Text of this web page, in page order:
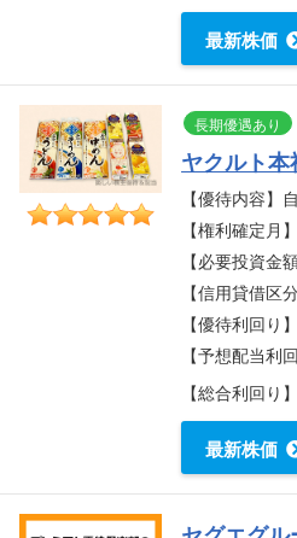
最新株価
長期優遇あり
ヤクルト本
【優待内容】
【権利確定月
【必要投資金
【信用貸借区
【優待利回り】
【予想配当利
【総合利回り
最新株価